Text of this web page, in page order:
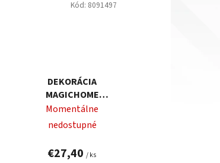
DEKORÁCIA
MAGICHOME
VIANOCE,
VIANOČNÁ DEDINA,
LED, 3XAA,
INTERIÉR
Momentálne
nedostupné
€27,40/ ks
Kód: 8091497